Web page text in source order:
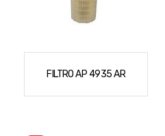
FILTRO AP 4935 AR